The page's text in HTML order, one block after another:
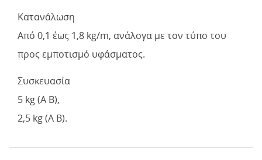
Κατανάλωση
Από 0,1 έως 1,8 kg/m, ανάλογα με τον τύπο του
προς εμποτισμό υφάσματος.
Συσκευασία
5 kg (A B),
2,5 kg (A B).